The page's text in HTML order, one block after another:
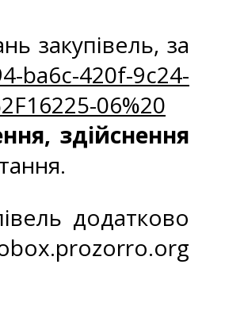
закупівель, за
ba6c-420f-9c24-
06%20
здійснення
додатково